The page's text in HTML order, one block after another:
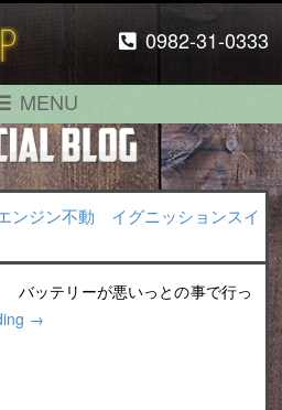
0982-31-0333
MENU
ジン不動 イグニッションスイ
バッテリーが悪いっとの事で行っ
→